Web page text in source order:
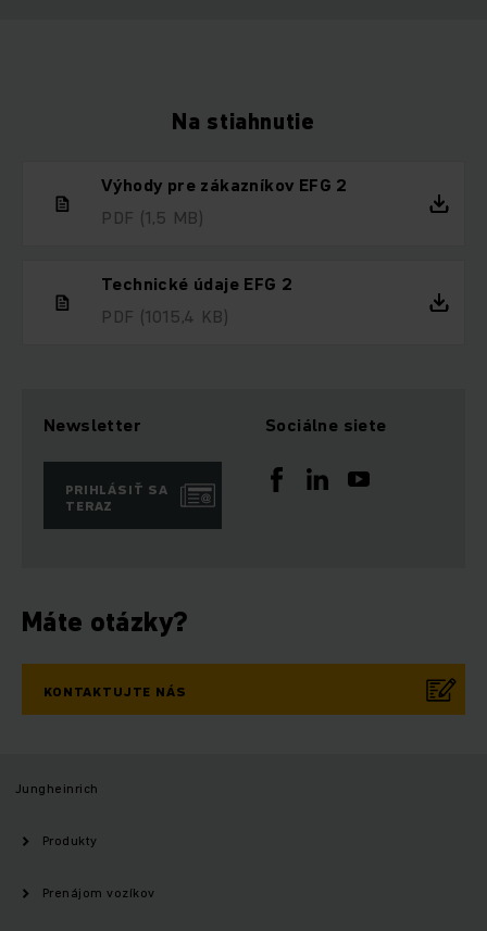
Na stiahnutie
Výhody pre zákazníkov EFG 2
PDF (1,5 MB)
Technické údaje EFG 2
PDF (1015,4 KB)
Newsletter
PRIHLÁSIŤ SA
TERAZ
Sociálne siete
Máte otázky?
KONTAKTUJTE NÁS
Jungheinrich
Produkty
Prenájom vozíkov